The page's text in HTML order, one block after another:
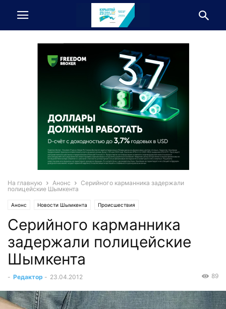
На главную Анонс
Серийного карманника задержали
полицейские Шымкента
Анонс Новости Шымкента Происшествия
Серийного карманника
задержали полицейские
Шымкента
- Редактор - 23.04.2012 89